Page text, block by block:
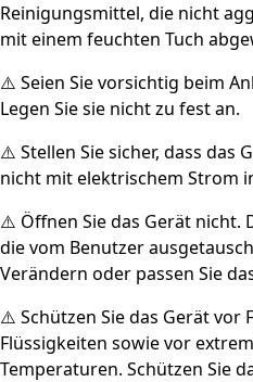
Reinigungsmittel, die nicht
mit einem feuchten Tuch
⚠️ Seien Sie vorsichtig beim
Legen Sie sie nicht zu fest an.
⚠️ Stellen Sie sicher, dass das
nicht mit elektrischem Strom
⚠️ Öffnen Sie das Gerät nicht.
die vom Benutzer
Verändern oder passen Sie
⚠️ Schützen Sie das Gerät vor
Flüssigkeiten sowie vor
Temperaturen. Schützen Sie